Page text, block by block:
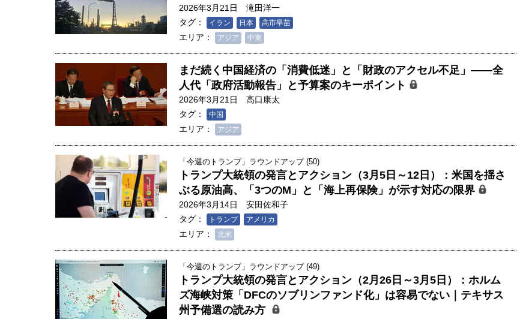
2026年3月21日
滝田洋一
タグ：
イラン 日本 高市早苗
エリア： アジア 中東
まだ続く中国経済の「消費低迷」と「財政のアクセル不足」――全
人代「政府活動報告」と予算案のキーポイント
2026年3月21日
高口康太
タグ：
中国
エリア： アジア
「今週のトランプ」ラウンドアップ (50)
トランプ大統領の発言とアクション（3月5日～12日）：米国を揺さ
ぶる原油高、「3つのM」と「海上再保険」が示す対応の限界
2026年3月14日
安田佐和子
タグ：
トランプ アメリカ
エリア： 北米
「今週のトランプ」ラウンドアップ (49)
トランプ大統領の発言とアクション（2月26日～3月5日）：ホルム
ズ海峡対策「DFCのソブリンファンド化」は容易でない｜テキサス
州予備選の読み方
人は「地上の太陽」を手にするか 核融
合発電の現在地――実現・普及後の「世
界像」｜江尻晶・東京大学大学院新領域
創成科学研究科教授（4）｜ 関瑶子
サプライチェーン｜中村謙太郎・東京大
ー長（4）｜ 関瑶子